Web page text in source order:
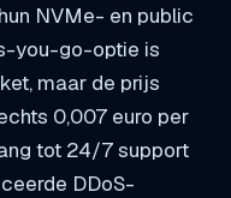
NVMe- en public
you-go-optie is
maar de prijs
0,007 euro per
tot 24/7 support
DDoS-